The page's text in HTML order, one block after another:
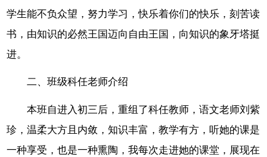
学生能不负众望，努力学习，快乐着你们的快乐，刻苦读
书，由知识的必然王国迈向自由王国，向知识的象牙塔挺
进。
二、班级科任老师介绍
本班自进入初三后，重组了科任教师，语文老师刘紫
珍，温柔大方且内敛，知识丰富，教学有方，听她的课是
一种享受，也是一种熏陶，我每次走进她的课堂，展现在